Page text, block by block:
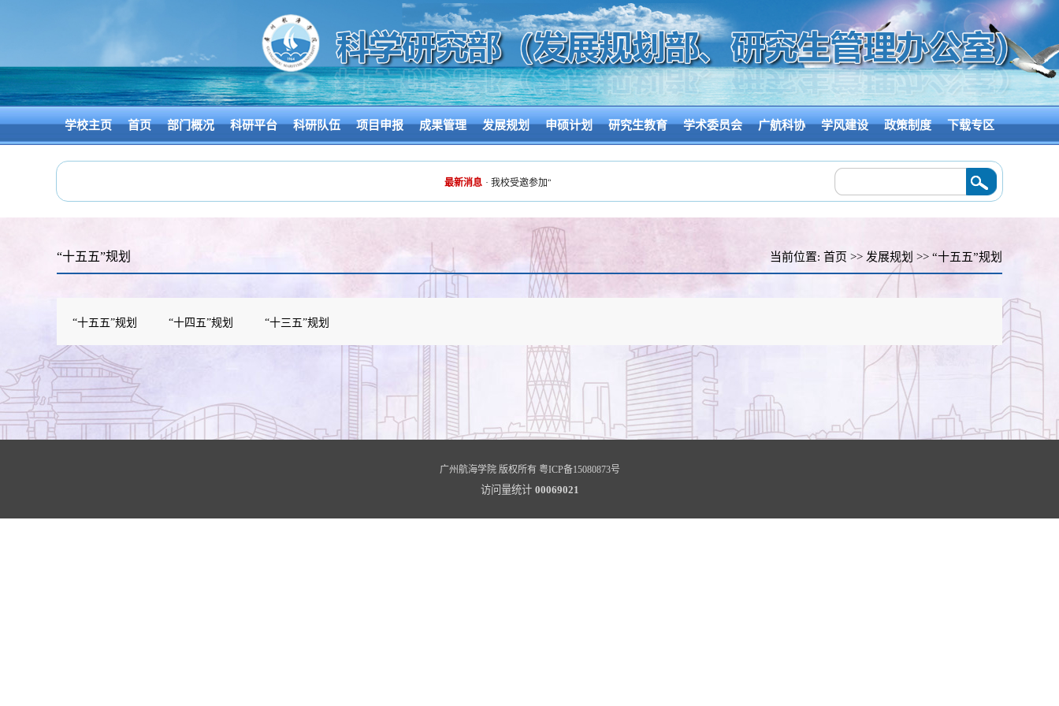
学校主页 首页 部门概况 科研平台 科研队伍 项目申报 成果管理 发展规划 申硕计划 研究生教育 学术委员会 广航科协 学风建设 政策制度 下载专区
最新消息 · 我校受邀参加“机遇之城 热气腾腾”2026广州高校科技成果转化对接会 赋能增城“百千万工程” 广航院科研团队赴增城企业
“十五五”规划 当前位置: 首页 >> 发展规划 >> “十五五”规划
“十五五”规划 “十四五”规划 “十三五”规划
广州航海学院 版权所有 粤ICP备15080873号
访问量统计 00069021